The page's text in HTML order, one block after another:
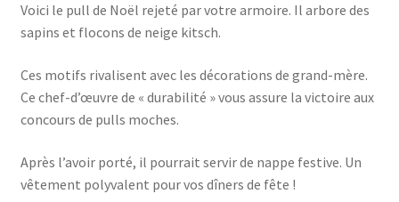
Voici le pull de Noël rejeté par votre armoire. Il arbore des
sapins et flocons de neige kitsch.
Ces motifs rivalisent avec les décorations de grand-mère.
Ce chef-d’œuvre de « durabilité » vous assure la victoire aux
concours de pulls moches.
Après l’avoir porté, il pourrait servir de nappe festive. Un
vêtement polyvalent pour vos dîners de fête !